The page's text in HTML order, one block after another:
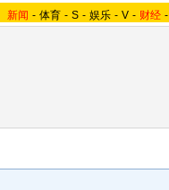
新闻 - 体育 - S - 娱乐 - V - 财经 -